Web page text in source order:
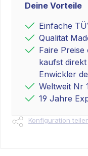
Deine Vorteile
Einfache
Qualität
Faire
kaufst
Enwickler
Weltweit Nr
19 Jahre
Konfiguration